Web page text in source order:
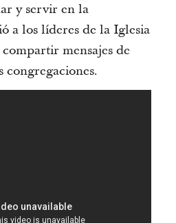
y servir en la
a los líderes de la Iglesia
mensajes de
congregaciones.